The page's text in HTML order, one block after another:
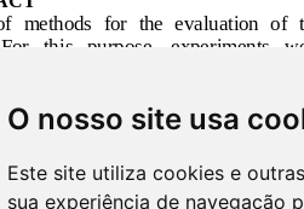
O nosso site usa
Este site utiliza cookies e
sua experiência de navegação